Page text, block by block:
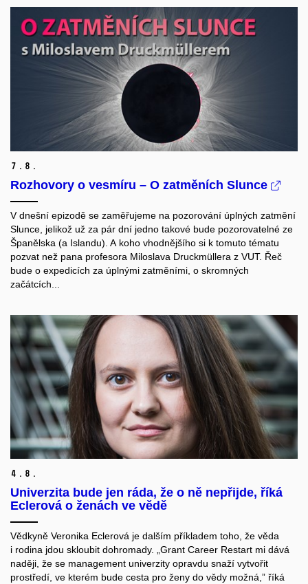
7. 8.
Rozhovory o vesmíru – O zatměních Slunce
V dnešní epizodě se zaměřujeme na pozorování úplných zatmění
Slunce, jelikož už za pár dní jedno takové bude pozorovatelné ze
Španělska (a Islandu). A koho vhodnějšího si k tomuto tématu
pozvat než pana profesora Miloslava Druckmüllera z VUT. Řeč
bude o expedicích za úplnými zatměními, o skromných
začátcích...
4. 8.
Univerzita bude jen ráda, že o ně nepřijde, říká
Eclerová o ženách ve vědě
Vědkyně Veronika Eclerová je dalším příkladem toho, že věda
i rodina jdou skloubit dohromady. „Grant Career Restart mi dává
naději, že se management univerzity opravdu snaží vytvořit
prostředí, ve kterém bude cesta pro ženy do vědy možná,” říká